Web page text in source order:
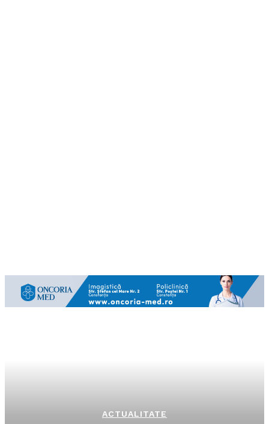
ACTUALITATE